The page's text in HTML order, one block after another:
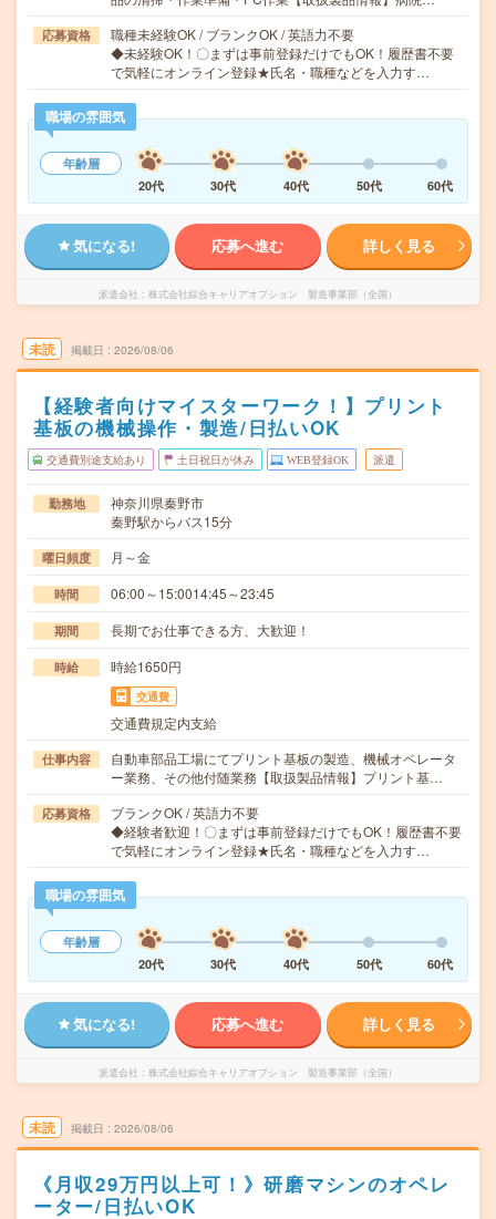
応募資格
職種未経験OK / ブランクOK / 英語力不要
◆未経験OK！〇まずは事前登録だけでもOK！履歴書不要
で気軽にオンライン登録★氏名・職種などを入力す…
職場の雰囲気
年齢層
20代
30代 40代 50代 60代
気になる! 応募へ進む 詳しく見る
派遣会社 株式会社綜合キャリアオプション 製造事業部（全国）
未読 掲載日 2026/08/06
【経験者向けマイスターワーク！】プリント
基板の機械操作・製造/日払いOK
交通費別途支給あり 土日祝日が休み WEB登録OK 派遣
勤務地
神奈川県秦野市
秦野駅からバス15分
曜日頻度 月～金
時間 06:00～15:0014:45～23:45
期間 長期でお仕事できる方、大歓迎！
時給 時給1650円
交通費
交通費規定内支給
仕事内容
自動車部品工場にてプリント基板の製造、機械オペレータ
ー業務、その他付随業務【取扱製品情報】プリント基…
応募資格
ブランクOK / 英語力不要
◆経験者歓迎！〇まずは事前登録だけでもOK！履歴書不要
で気軽にオンライン登録★氏名・職種などを入力す…
職場の雰囲気
年齢層
20代
30代 40代 50代 60代
気になる! 応募へ進む 詳しく見る
派遣会社 株式会社綜合キャリアオプション 製造事業部（全国）
未読 掲載日 2026/08/06
《月収29万円以上可！》研磨マシンのオペレ
ーター/日払いOK